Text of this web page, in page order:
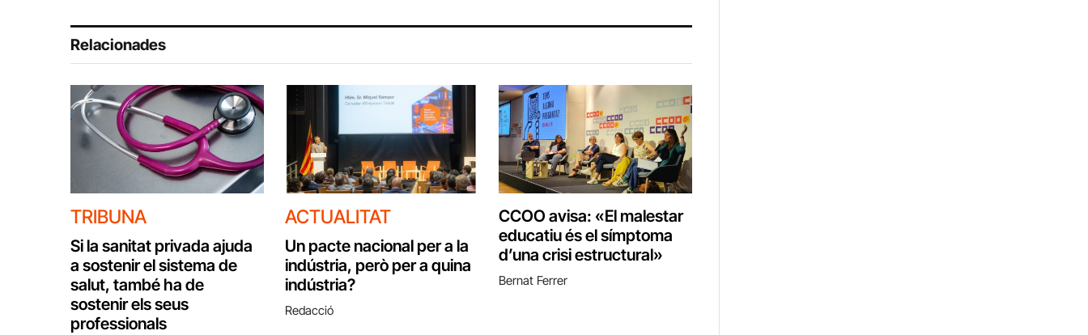
Relacionades
TRIBUNA
Si la sanitat privada ajuda
a sostenir el sistema de
salut, també ha de
sostenir els seus
professionals
ACTUALITAT
Un pacte nacional per a la
indústria, però per a quina
indústria?
Redacció
CCOO avisa: «El malestar
educatiu és el símptoma
d’una crisi estructural»
Bernat Ferrer